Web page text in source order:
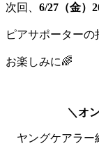
次回、 6/27（金）
ピアサポーターの
お楽しみに🌈
＼オ
ヤングケアラー